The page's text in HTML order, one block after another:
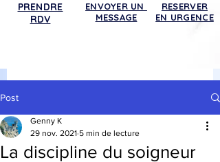
PRENDRE
RDV
ENVOYER UN
MESSAGE
RESERVER
EN URGENCE
Post
La discipline du soigneur
Genny K
29 nov. 2021 5 min de lecture